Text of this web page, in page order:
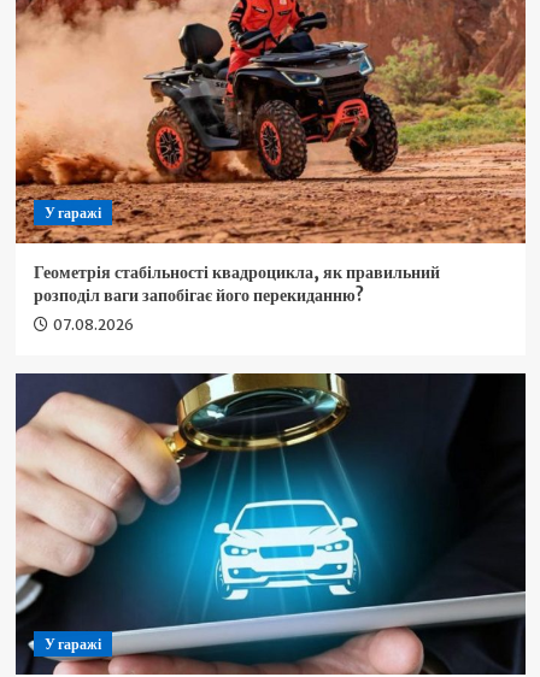
У гаражі
Геометрія стабільності квадроцикла, як правильний
розподіл ваги запобігає його перекиданню?
07.08.2026
У гаражі